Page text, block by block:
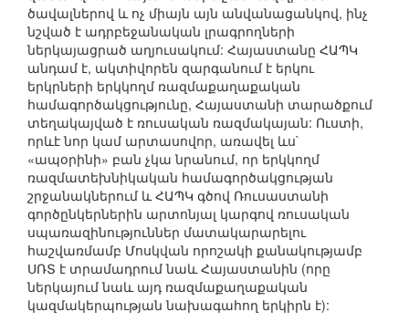
ծավալներով և ոչ միայն այն անվանացանկով, ինչ
նշված է ադրբեջանական լրագրողների
ներկայացրած աղյուսակում: Հայաստանը ՀԱՊԿ
անդամ է, ակտիվորեն զարգանում է երկու
երկրների երկկողմ ռազմաքաղաքական
համագործակցությունը, Հայաստանի տարածքում
տեղակայված է ռուսական ռազմակայան: Ուստի,
որևէ նոր կամ արտասովոր, առավել ևս`
«ապօրինի» բան չկա նրանում, որ երկկողմ
ռազմատեխնիկական համագործակցության
շրջանակներում և ՀԱՊԿ գծով Ռուսաստանի
գործընկերներին արտոնյալ կարգով ռուսական
սպառազինություններ մատակարարելու
հաշվառմամբ Մոսկվան որոշակի քանակությամբ
ՍՌՏ է տրամադրում նաև Հայաստանին (որը
ներկայում նաև այդ ռազմաքաղաքական
կազմակերպության նախագահող երկիրն է):